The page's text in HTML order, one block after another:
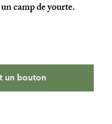
camp de yourte.
un bouton